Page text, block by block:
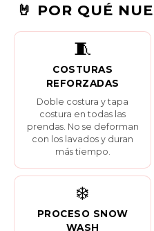
🤘 POR QUÉ
🧵
COSTURAS
REFORZADAS
Doble costura y tapa
costura en todas las
prendas. No se deforman
con los lavados y duran
más tiempo.
❄️
PROCESO SNOW
WASH